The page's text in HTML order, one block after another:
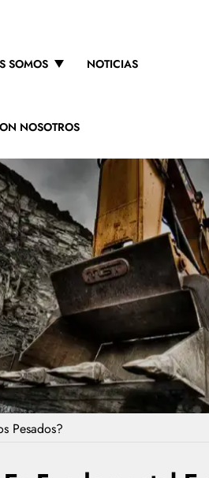
SOMOS NOTICIAS
NOSOTROS
Pesados?